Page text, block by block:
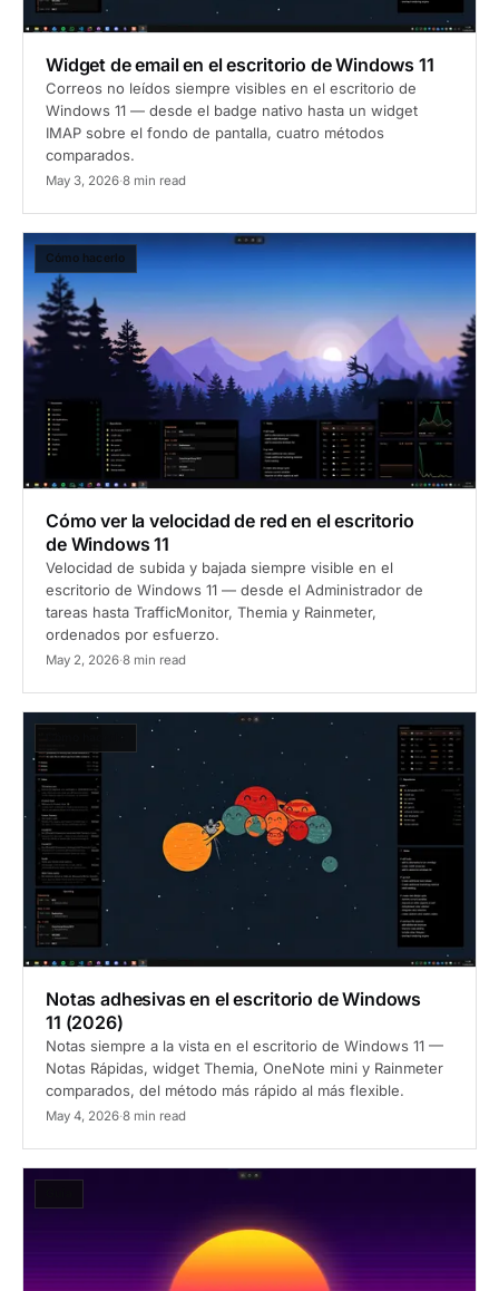
Widget de email en el escritorio de Windows 11
Correos no leídos siempre visibles en el escritorio de
Windows 11 — desde el badge nativo hasta un widget
IMAP sobre el fondo de pantalla, cuatro métodos
comparados.
May 3, 2026·8 min read
Cómo hacerlo
Cómo ver la velocidad de red en el escritorio
de Windows 11
Velocidad de subida y bajada siempre visible en el
escritorio de Windows 11 — desde el Administrador de
tareas hasta TrafficMonitor, Themia y Rainmeter,
ordenados por esfuerzo.
May 2, 2026·8 min read
Notas adhesivas en el escritorio de Windows
11 (2026)
Notas siempre a la vista en el escritorio de Windows 11 —
Notas Rápidas, widget Themia, OneNote mini y Rainmeter
comparados, del método más rápido al más flexible.
May 4, 2026·8 min read